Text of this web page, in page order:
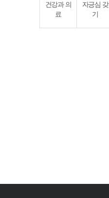
건강과 의
료
자긍심 갖
기